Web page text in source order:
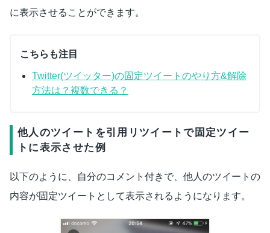
に表示させることができます。
こちらも注目
Twitter(ツイッター)の固定ツイートのやり方&解除
方法は？複数できる？
他人のツイートを引用リツイートで固定ツイー
トに表示させた例
以下のように、自分のコメント付きで、他人のツイートの
内容が固定ツイートとして表示されるようになります。